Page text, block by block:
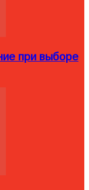
при выборе